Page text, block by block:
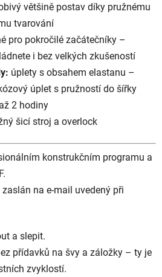
většině postav díky pružnému
tvarování
pro pokročilé začátečníky –
i bez velkých zkušeností
úplety s obsahem elastanu –
úplet s pružností do šířky
2 hodiny
šicí stroj a overlock
konstrukčním programu a
na e-mail uvedený při
a slepit.
přídavků na švy a záložky – ty je
zvyklostí.